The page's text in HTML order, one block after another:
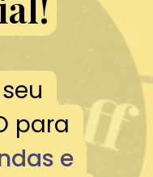
para
e
para
e